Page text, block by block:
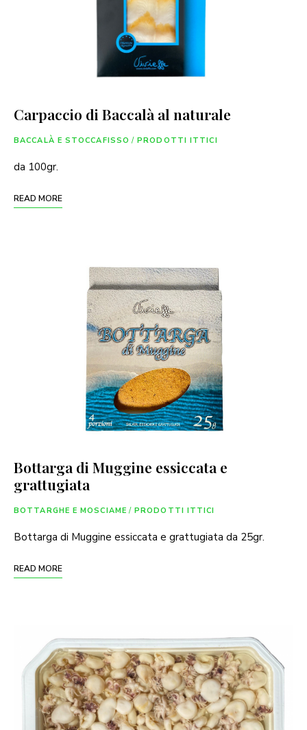
Carpaccio di Baccalà al naturale
BACCALÀ E STOCCAFISSO / PRODOTTI ITTICI
da 100gr.
READ MORE
Bottarga di Muggine essiccata e
grattugiata
BOTTARGHE E MOSCIAME / PRODOTTI ITTICI
Bottarga di Muggine essiccata e grattugiata da 25gr.
READ MORE